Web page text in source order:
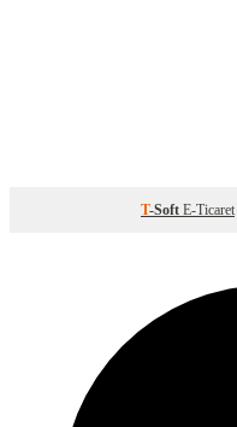
T-Soft E-Ticaret